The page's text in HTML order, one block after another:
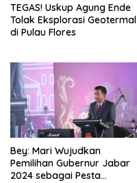
TEGAS! Uskup Agung Ende
Tolak Eksplorasi Geotermal
di Pulau Flores
Bey: Mari Wujudkan
Pemilihan Gubernur Jabar
2024 sebagai Pesta